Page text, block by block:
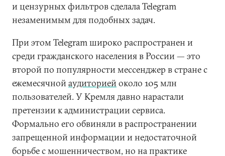
и цензурных фильтров сделала Telegram
незаменимым для подобных задач.
При этом Telegram широко распространен и
среди гражданского населения в России — это
второй по популярности мессенджер в стране с
ежемесячнойаудиториейоколо 105 млн
пользователей. У Кремля давно нарастали
претензии к администрации сервиса.
Формально его обвиняли в распространении
запрещенной информации и недостаточной
борьбе с мошенничеством, но на практике